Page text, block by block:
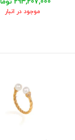
293,207,000 تومان
موجود در انبار